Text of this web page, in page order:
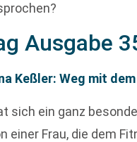
Ausgabe
Keßler: Weg mit
sich ein ganz
einer Frau, die dem